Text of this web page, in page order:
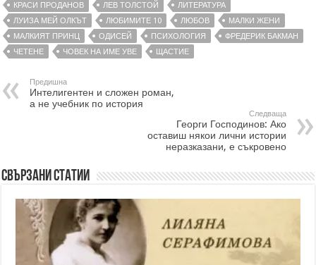
КРАСИ ПРОДАНОВ
ЛЕВ ТОЛСТОЙ
ЛИТЕРАТУРА
ЛУИЗА МЕЙ ОЛКЪТ
ЛЮБИМИТЕ 10 ЛЮБОВ
МАЛКИ ЖЕНИ
МАЛКИЯТ ПРИНЦ
ОДИСЕЙ ПСИХОЛОГИЯ
ФРЕДЕРИК БАКМАН
ЧЕТЕНЕ
ЧОВЕК НА ИМЕ УВЕ ЩАСТИЕ
Предишна
Интелигентен и сложен роман,
а не учебник по история
Следваща
Георги Господинов: Ако
оставиш някои лични истории
неразказани, е съкровено
Свързани статии